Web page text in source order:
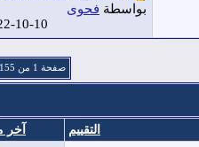
بواسطة فحوى
10-10
صفحة 1 من 155
التقييم آخر